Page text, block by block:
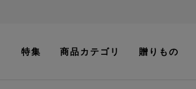
特集 商品カテゴリ 贈りもの